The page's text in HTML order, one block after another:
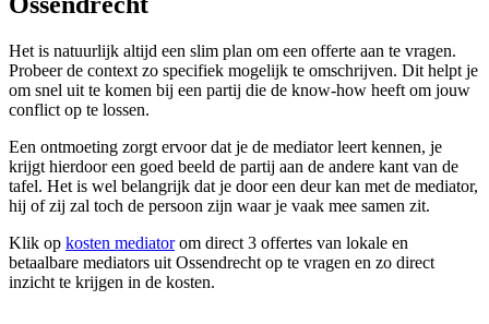
Het is natuurlijk altijd een slim plan om een offerte aan te vragen.
Probeer de context zo specifiek mogelijk te omschrijven. Dit helpt je
om snel uit te komen bij een partij die de know-how heeft om jouw
conflict op te lossen.
Een ontmoeting zorgt ervoor dat je de mediator leert kennen, je
krijgt hierdoor een goed beeld de partij aan de andere kant van de
tafel. Het is wel belangrijk dat je door een deur kan met de mediator,
hij of zij zal toch de persoon zijn waar je vaak mee samen zit.
Klik op kosten mediatorom direct 3 offertes van lokale en
betaalbare mediators uit Ossendrecht op te vragen en zo direct
inzicht te krijgen in de kosten.